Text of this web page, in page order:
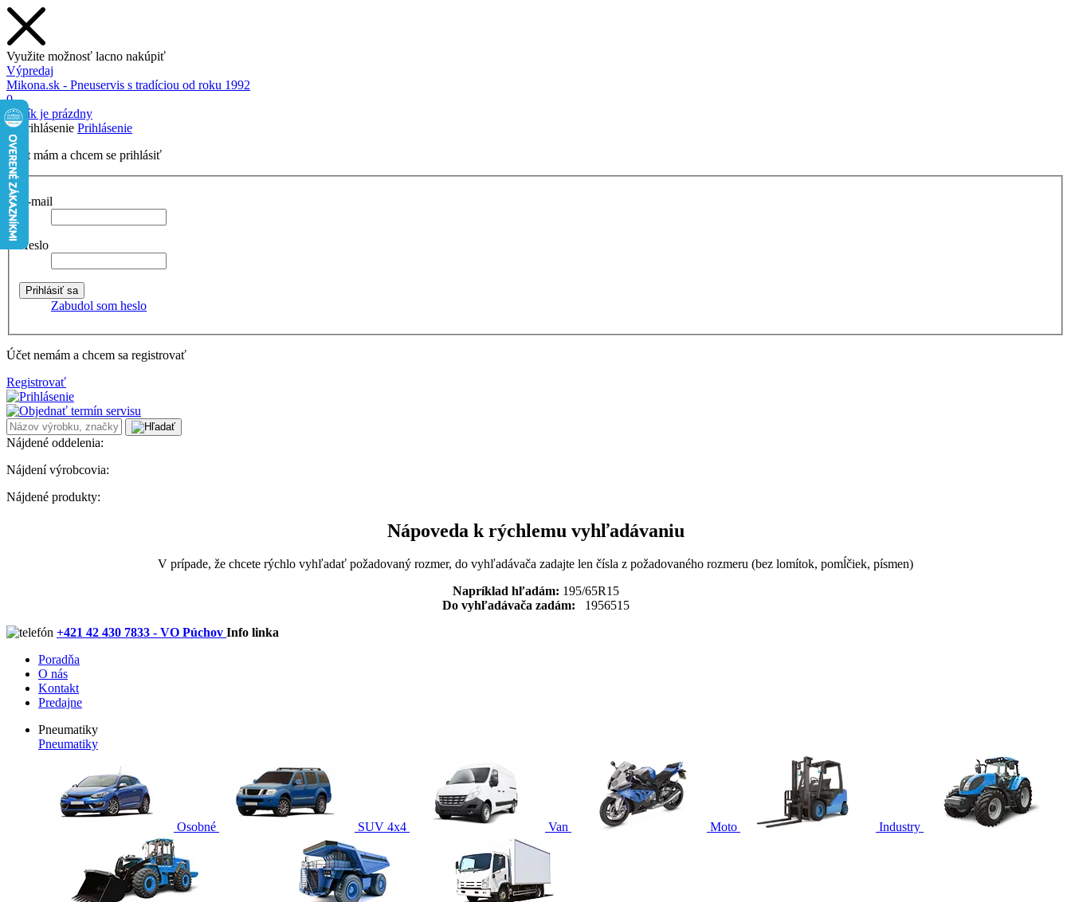
Využite možnosť lacno nakúpiť
Výpredaj
Mikona.sk - Pneuservis s tradíciou od roku 1992
0
Košík je prázdny
Prihlásenie
Účet mám a chcem se prihlásiť
E-mail
Heslo
Zabudol som heslo
Účet nemám a chcem sa registrovať
Registrovať
Nájdené oddelenia:
Nájdení výrobcovia:
Nájdené produkty:
Nápoveda k rýchlemu vyhľadávaniu
V prípade, že chcete rýchlo vyhľadať požadovaný rozmer, do vyhľadávača zadajte len čísla z požadovaného rozmeru (bez lomítok, pomĺčiek, písmen)
Napríklad hľadám: 195/65R15
Do vyhľadávača zadám: 1956515
+421 42 430 7833 - VO Púchov Info linka
Poradňa
O nás
Kontakt
Predajne
Pneumatiky
Pneumatiky
Osobné SUV 4x4 Van Moto Industry